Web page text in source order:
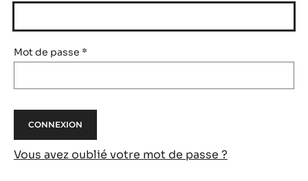
Mot de passe *
Vous avez oublié votre mot de passe ?